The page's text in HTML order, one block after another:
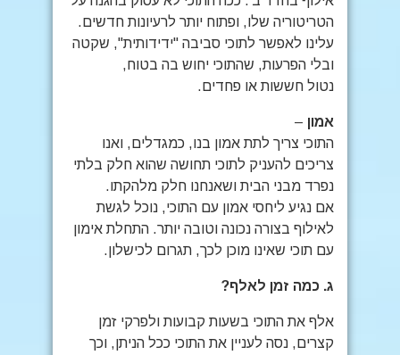
הטריטוריה שלו, ופתוח יותר לרעיונות חדשים.
עלינו לאפשר לתוכי סביבה "ידידותית", שקטה
ובלי הפרעות, שהתוכי יחוש בה בטוח,
נטול חששות או פחדים.
אמון –
התוכי צריך לתת אמון בנו, כמגדלים, ואנו
צריכים להעניק לתוכי תחושה שהוא חלק בלתי
נפרד מבני הבית ושאנחנו חלק מלהקתו.
אם נגיע ליחסי אמון עם התוכי, נוכל לגשת
לאילוף בצורה נכונה וטובה יותר. התחלת אימון
עם תוכי שאינו מוכן לכך, תגרום לכישלון.
ג. כמה זמן לאלף?
אלף את התוכי בשעות קבועות ולפרקי זמן
קצרים, נסה לעניין את התוכי ככל הניתן, וכך